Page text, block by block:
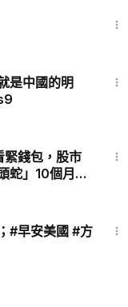
是中國的明
錢包，股市
蛇」10個月內
安美國 #方